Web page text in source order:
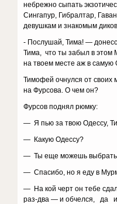
небрежно сыпать
Сингапур, Гибралтар,
девушкам и знакомым
- Послушай, Тима! —
Тима, что ты забыл в этом
на твоем месте аж в самую
Тимофей очнулся от своих
на Фурсова. О чем он?
Фурсов поднял рюмку:
— Я пью за твою Одессу,
— Какую Одессу?
— Ты еще можешь
— Спасибо, но я еду в
— На кой черт он тебе
раз-два — и обчелся, да